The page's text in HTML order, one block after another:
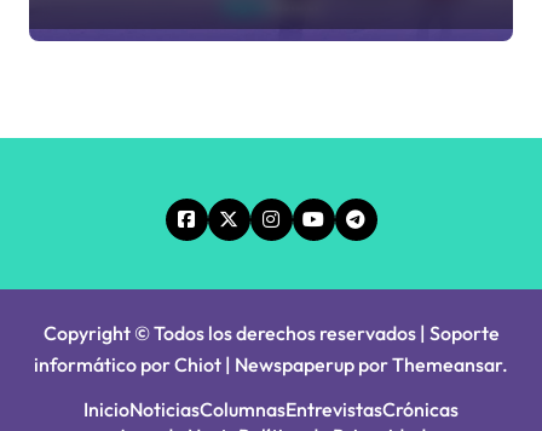
Copyright © Todos los derechos reservados | Soporte
informático por Chiot | Newspaperup porThemeansar.
InicioNoticiasColumnasEntrevistasCrónicas